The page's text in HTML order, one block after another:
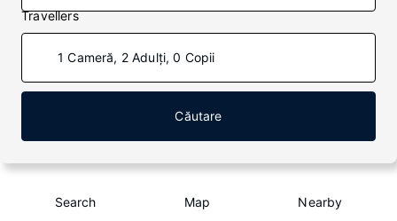
Travellers
1 Cameră, 2 Adulți, 0 Copii
Căutare
Search Map Nearby